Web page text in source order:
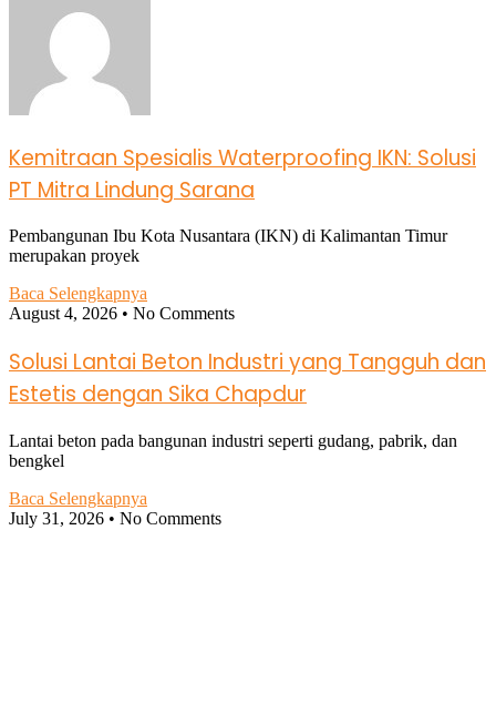
Kemitraan Spesialis Waterproofing IKN: Solusi
PT Mitra Lindung Sarana
Pembangunan Ibu Kota Nusantara (IKN) di Kalimantan Timur
merupakan proyek
Baca Selengkapnya
August 4, 2026
No Comments
Solusi Lantai Beton Industri yang Tangguh dan
Estetis dengan Sika Chapdur
Lantai beton pada bangunan industri seperti gudang, pabrik, dan
bengkel
Baca Selengkapnya
July 31, 2026
No Comments